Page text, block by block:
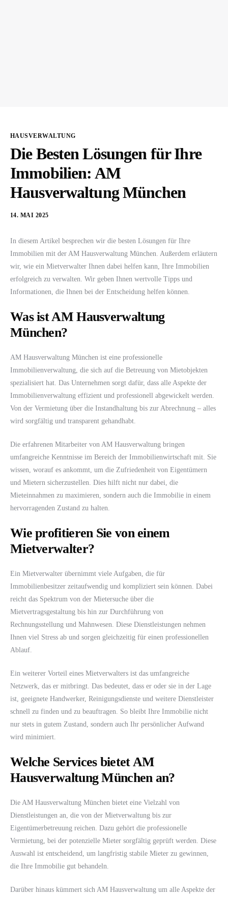
HAUSVERWALTUNG
Die Besten Lösungen für Ihre
Immobilien: AM
Hausverwaltung München
14. MAI 2025
In diesem Artikel besprechen wir die besten Lösungen für Ihre
Immobilien mit der AM Hausverwaltung München. Außerdem erläutern
wir, wie ein Mietverwalter Ihnen dabei helfen kann, Ihre Immobilien
erfolgreich zu verwalten. Wir geben Ihnen wertvolle Tipps und
Informationen, die Ihnen bei der Entscheidung helfen können.
Was ist AM Hausverwaltung
München?
AM Hausverwaltung München ist eine professionelle
Immobilienverwaltung, die sich auf die Betreuung von Mietobjekten
spezialisiert hat. Das Unternehmen sorgt dafür, dass alle Aspekte der
Immobilienverwaltung effizient und professionell abgewickelt werden.
Von der Vermietung über die Instandhaltung bis zur Abrechnung – alles
wird sorgfältig und transparent gehandhabt.
Die erfahrenen Mitarbeiter von AM Hausverwaltung bringen
umfangreiche Kenntnisse im Bereich der Immobilienwirtschaft mit. Sie
wissen, worauf es ankommt, um die Zufriedenheit von Eigentümern
und Mietern sicherzustellen. Dies hilft nicht nur dabei, die
Mieteinnahmen zu maximieren, sondern auch die Immobilie in einem
hervorragenden Zustand zu halten.
Wie profitieren Sie von einem
Mietverwalter?
Ein Mietverwalter übernimmt viele Aufgaben, die für
Immobilienbesitzer zeitaufwendig und kompliziert sein können. Dabei
reicht das Spektrum von der Mietersuche über die
Mietvertragsgestaltung bis hin zur Durchführung von
Rechnungsstellung und Mahnwesen. Diese Dienstleistungen nehmen
Ihnen viel Stress ab und sorgen gleichzeitig für einen professionellen
Ablauf.
Ein weiterer Vorteil eines Mietverwalters ist das umfangreiche
Netzwerk, das er mitbringt. Das bedeutet, dass er oder sie in der Lage
ist, geeignete Handwerker, Reinigungsdienste und weitere Dienstleister
schnell zu finden und zu beauftragen. So bleibt Ihre Immobilie nicht
nur stets in gutem Zustand, sondern auch Ihr persönlicher Aufwand
wird minimiert.
Welche Services bietet AM
Hausverwaltung München an?
Die AM Hausverwaltung München bietet eine Vielzahl von
Dienstleistungen an, die von der Mietverwaltung bis zur
Eigentümerbetreuung reichen. Dazu gehört die professionelle
Vermietung, bei der potenzielle Mieter sorgfältig geprüft werden. Diese
Auswahl ist entscheidend, um langfristig stabile Mieter zu gewinnen,
die Ihre Immobilie gut behandeln.
Darüber hinaus kümmert sich AM Hausverwaltung um alle Aspekte der